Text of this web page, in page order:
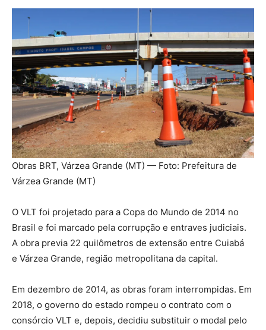
Obras BRT, Várzea Grande (MT) — Foto: Prefeitura de
Várzea Grande (MT)
O VLT foi projetado para a Copa do Mundo de 2014 no
Brasil e foi marcado pela corrupção e entraves judiciais.
A obra previa 22 quilômetros de extensão entre Cuiabá
e Várzea Grande, região metropolitana da capital.
Em dezembro de 2014, as obras foram interrompidas. Em
2018, o governo do estado rompeu o contrato com o
consórcio VLT e, depois, decidiu substituir o modal pelo